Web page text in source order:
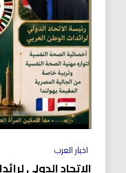
اخبار العرب
الاتحاد الدولي